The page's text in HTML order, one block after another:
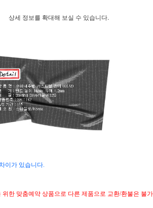
상세 정보를 확대해 보실 수 있습니다.
이가 있습니다.
한 맞춤예약 상품으로 다른 제품으로 교환/환불은 불가